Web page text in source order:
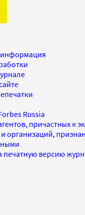
информация
Russia
причастных к
организаций,
печатную версию